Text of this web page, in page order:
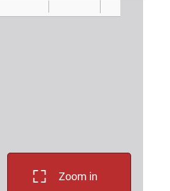
Zoom in